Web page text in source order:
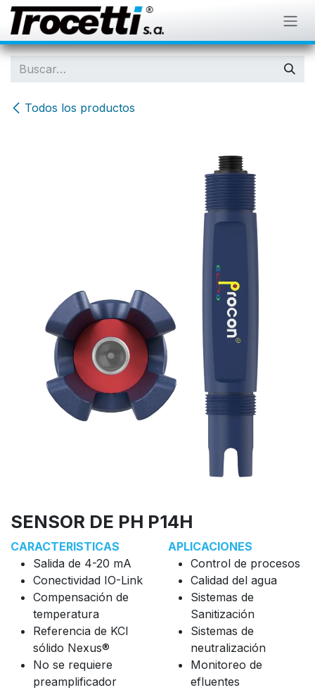
IR AL CONTENIDO
Todos los productos
SENSOR DE PH P14H
CARACTERISTICAS
Salida de 4-20 mA
Conectividad IO-Link
Compensación de
temperatura
Referencia de KCl
sólido Nexus®
No se requiere
preamplificador
APLICACIONES
Control de procesos
Calidad del agua
Sistemas de
Sanitización
Sistemas de
neutralización
Monitoreo de
efluentes